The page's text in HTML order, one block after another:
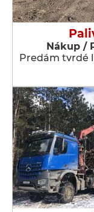
Nákup /
Predám tvrdé